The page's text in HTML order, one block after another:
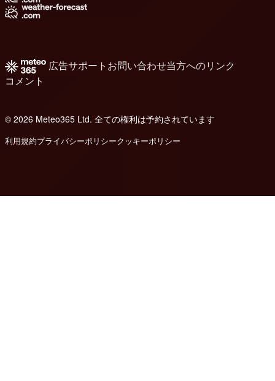
広告サポート お問い合わせ当方へのリンク
コメント
© 2026 Meteo365 Ltd. 全ての権利は予約されています
利用規約プライバシーポリシークッキーポリシー